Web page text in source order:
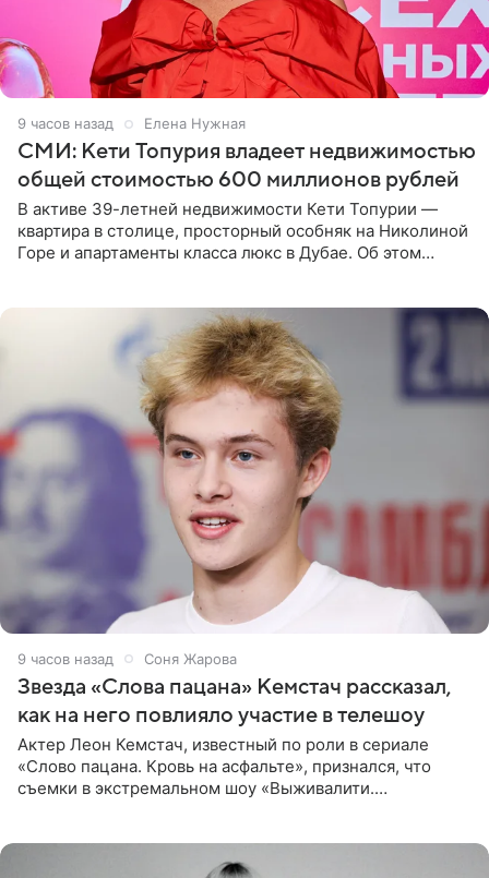
9 часов назад Елена Нужная
СМИ: Кети Топурия владеет недвижимостью
общей стоимостью 600 миллионов рублей
В активе 39-летней недвижимости Кети Топурии —
квартира в столице, просторный особняк на Николиной
Горе и апартаменты класса люкс в Дубае. Об этом
9 часов назад Соня Жарова
Звезда «Слова пацана» Кемстач рассказал,
как на него повлияло участие в телешоу
Актер Леон Кемстач, известный по роли в сериале
«Слово пацана. Кровь на асфальте», признался, что
съемки в экстремальном шоу «Выживалити.